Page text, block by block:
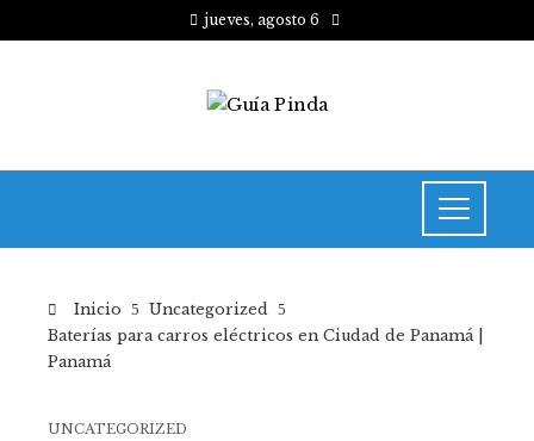
jueves, agosto 6
Inicio
Uncategorized
Baterías para carros eléctricos en Ciudad de Panamá |
Panamá
UNCATEGORIZED